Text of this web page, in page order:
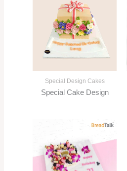
Special Design Cakes
Special Cake Design